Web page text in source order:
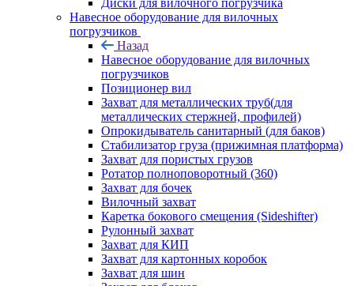
Диски для вилочного погрузчика
Навесное оборудование для вилочных
погрузчиков
Назад
Навесное оборудование для вилочных
погрузчиков
Позиционер вил
Захват для металлических труб(для
металлических стержней, профилей)
Опрокидыватель санитарный (для баков)
Стабилизатор груза (прижимная платформа)
Захват для пористых грузов
Ротатор полноповоротный (360)
Захват для бочек
Вилочный захват
Каретка бокового смещения (Sideshifter)
Рулонный захват
Захват для КИП
Захват для картонных коробок
Захват для шин